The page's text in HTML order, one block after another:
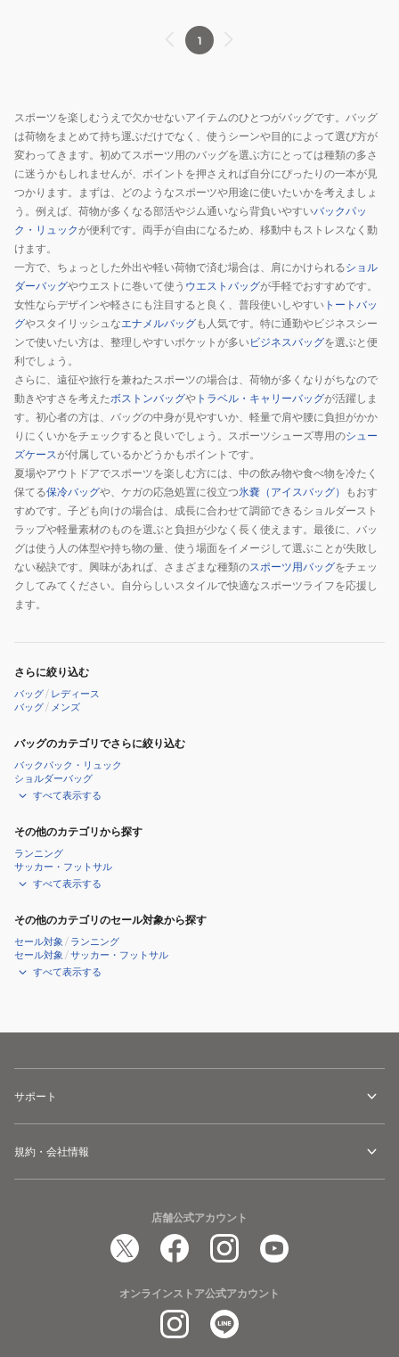
WIMBLEDON
742039
WIMBLEDON
742038
1
スポーツを楽しむうえで欠かせないアイテムのひとつがバッグです。バッグ
は荷物をまとめて持ち運ぶだけでなく、使うシーンや目的によって選び方が
変わってきます。初めてスポーツ用のバッグを選ぶ方にとっては種類の多さ
に迷うかもしれませんが、ポイントを押さえれば自分にぴったりの一本が見
つかります。まずは、どのようなスポーツや用途に使いたいかを考えましょ
う。例えば、荷物が多くなる部活やジム通いなら背負いやすいバックパッ
ク・リュックが便利です。両手が自由になるため、移動中もストレスなく動
けます。
一方で、ちょっとした外出や軽い荷物で済む場合は、肩にかけられるショル
ダーバッグやウエストに巻いて使う ウエストバッグが手軽でおすすめです。
女性ならデザインや軽さにも注目すると良く、普段使いしやすい トートバッ
グやスタイリッシュなエナメルバッグも人気です。特に通勤やビジネスシー
ンで使いたい方は、整理しやすいポケットが多いビジネスバッグを選ぶと便
利でしょう。
さらに、遠征や旅行を兼ねたスポーツの場合は、荷物が多くなりがちなので
動きやすさを考えたボストンバッグや トラベル・キャリーバッグが活躍しま
す。初心者の方は、バッグの中身が見やすいか、軽量で肩や腰に負担がかか
りにくいかをチェックすると良いでしょう。スポーツシューズ専用のシュー
ズケースが付属しているかどうかもポイントです。
夏場やアウトドアでスポーツを楽しむ方には、中の飲み物や食べ物を冷たく
保てる保冷バッグや、ケガの応急処置に役立つ氷嚢（アイスバッグ） もおす
すめです。子ども向けの場合は、成長に合わせて調節できるショルダースト
ラップや軽量素材のものを選ぶと負担が少なく長く使えます。最後に、バッ
グは使う人の体型や持ち物の量、使う場面をイメージして選ぶことが失敗し
ない秘訣です。興味があれば、さまざまな種類のスポーツ用バッグをチェッ
クしてみてください。自分らしいスタイルで快適なスポーツライフを応援し
ます。
さらに絞り込む
バッグ/ レディース
バッグ/ メンズ
バッグのカテゴリでさらに絞り込む
バックパック・リュック
ショルダーバッグ
すべて表示する
その他のカテゴリから探す
ランニング
サッカー・フットサル
すべて表示する
その他のカテゴリのセール対象から探す
セール対象 / ランニング
セール対象 /サッカー・フットサル
すべて表示する
サポート
規約・会社情報
店舗公式アカウント
オンラインストア公式アカウント